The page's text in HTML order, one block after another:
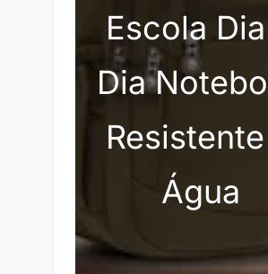
Escola
Dia
Água